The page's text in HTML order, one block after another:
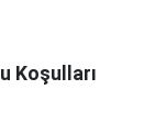
Koşulları